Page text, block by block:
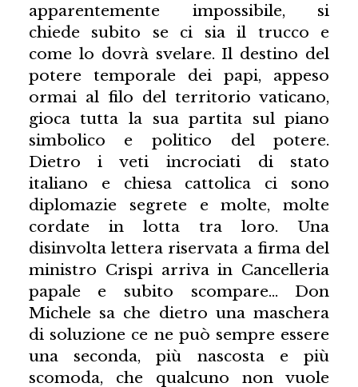
apparentemente impossibile, si
chiede subito se ci sia il trucco e
come lo dovrà svelare. Il destino del
potere temporale dei papi, appeso
ormai al filo del territorio vaticano,
gioca tutta la sua partita sul piano
simbolico e politico del potere.
Dietro i veti incrociati di stato
italiano e chiesa cattolica ci sono
diplomazie segrete e molte, molte
cordate in lotta tra loro. Una
disinvolta lettera riservata a firma del
ministro Crispi arriva in Cancelleria
papale e subito scompare… Don
Michele sa che dietro una maschera
di soluzione ce ne può sempre essere
una seconda, più nascosta e più
scomoda, che qualcuno non vuole